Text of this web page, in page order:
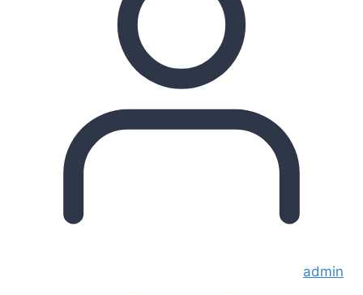
admin